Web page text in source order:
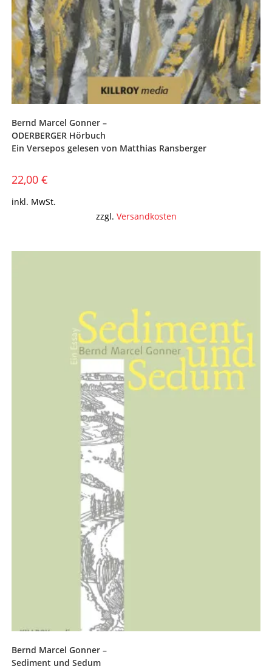
Bernd Marcel Gonner –
ODERBERGER Hörbuch
Ein Versepos gelesen von Matthias Ransberger
22,00 €
inkl. MwSt.
zzgl. Versandkosten
Bernd Marcel Gonner –
Sediment und Sedum